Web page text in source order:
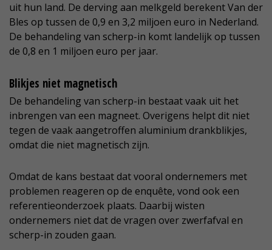
uit hun land. De derving aan melkgeld berekent Van der
Bles op tussen de 0,9 en 3,2 miljoen euro in Nederland.
De behandeling van scherp-in komt landelijk op tussen
de 0,8 en 1 miljoen euro per jaar.
Blikjes niet magnetisch
De behandeling van scherp-in bestaat vaak uit het
inbrengen van een magneet. Overigens helpt dit niet
tegen de vaak aangetroffen aluminium drankblikjes,
omdat die niet magnetisch zijn.
Omdat de kans bestaat dat vooral ondernemers met
problemen reageren op de enquête, vond ook een
referentieonderzoek plaats. Daarbij wisten
ondernemers niet dat de vragen over zwerfafval en
scherp-in zouden gaan.